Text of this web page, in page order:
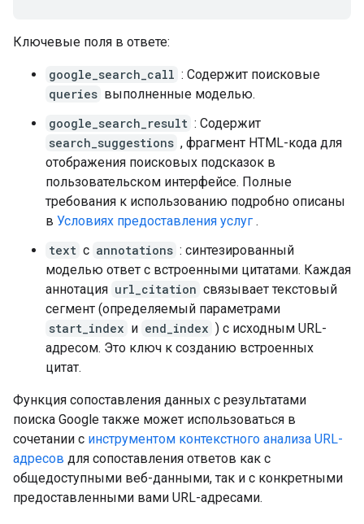
Ключевые поля в ответе:
google_search_call : Содержит поисковые
queries выполненные моделью.
google_search_result : Содержит
search_suggestions , фрагмент HTML-кода для
отображения поисковых подсказок в
пользовательском интерфейсе. Полные
требования к использованию подробно описаны
в Условиях предоставления услуг .
text с annotations : синтезированный
моделью ответ с встроенными цитатами. Каждая
аннотация url_citation связывает текстовый
сегмент (определяемый параметрами
start_index и end_index ) с исходным URL-
адресом. Это ключ к созданию встроенных
цитат.
Функция сопоставления данных с результатами
поиска Google также может использоваться в
сочетании с инструментом контекстного анализа URL-
адресов для сопоставления ответов как с
общедоступными веб-данными, так и с конкретными
предоставленными вами URL-адресами.